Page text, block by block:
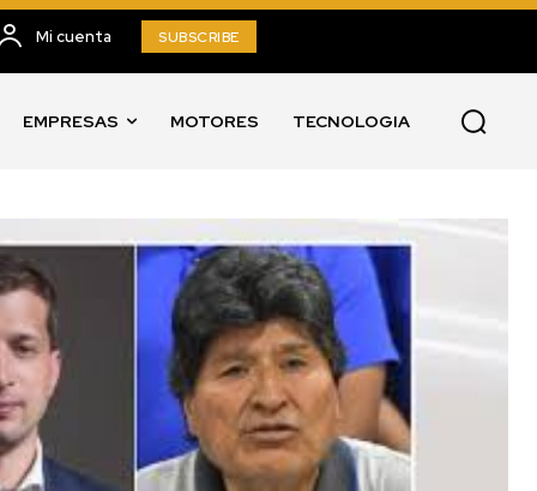
Mi cuenta SUBSCRIBE
EMPRESAS MOTORES TECNOLOGIA